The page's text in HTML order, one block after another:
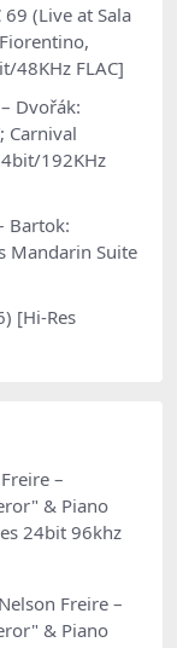
69 (Live at Sala
48KHz FLAC]
Dvořák:
Carnival
192KHz
Bartok:
Mandarin Suite
[Hi-Res
–
& Piano
24bit 96khz
Freire –
& Piano